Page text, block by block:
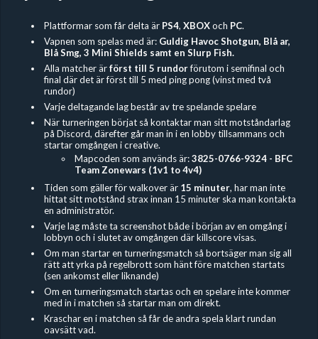
Plattformar som får delta är PS4, XBOXoch PC.
Vapnen som spelas med är: Guldig Havoc Shotgun, Blå ar,
Blå Smg, 3 Mini Shields samt en Slurp Fish.
Alla matcher ärförst till 5 rundorförutom i semifinal och
final där det är först till 5 med ping pong (vinst med två
rundor)
Varje deltagande lag består av tre spelande spelare
När turneringen börjat så kontaktar man sitt motståndarlag
på Discord, därefter går man in i en lobby tillsammans och
startar omgången i creative.
Mapcoden som används är:3825-0766-9324 - BFC
Team Zonewars (1v1 to 4v4)
Tiden som gäller för walkover är 15 minuter, har man inte
hittat sitt motstånd strax innan 15 minuter ska man kontakta
en administratör.
Varje lag måste ta screenshot både i början av en omgång i
lobbyn och i slutet av omgången där killscore visas.
Om man startar en turneringsmatch så bortsäger man sig all
rätt att yrka på regelbrott som hänt före matchen startats
(sen ankomst eller liknande)
Om en turneringsmatch startas och en spelare inte kommer
med in i matchen så startar man om direkt.
Kraschar en i matchen så får de andra spela klart rundan
oavsätt vad.